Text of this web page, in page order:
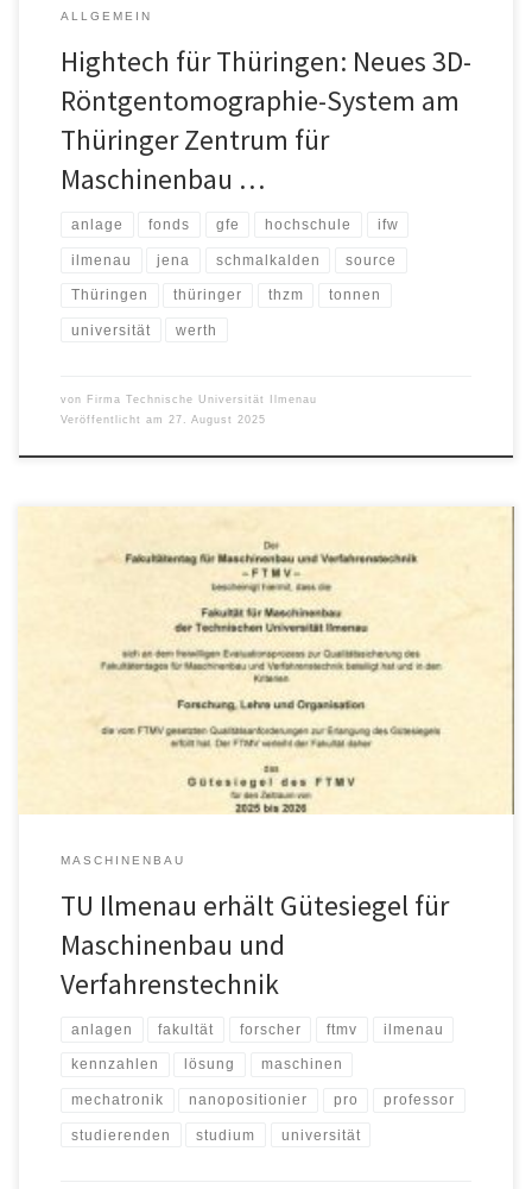
ALLGEMEIN
Hightech für Thüringen: Neues 3D-
Röntgentomographie-System am
Thüringer Zentrum für
Maschinenbau …
anlage fonds gfe hochschule ifw
ilmenau jena schmalkalden source
Thüringen thüringer thzm tonnen
universität werth
von Firma Technische Universität Ilmenau
Veröffentlicht am
27. August 2025
Die Fakultät für Maschinenbau an der Technischen Universität
Ilmenau steht für Qualität und Nachhaltigkeit in Forschung und
Lehre – das bescheinigt der Fakultätentag für Maschinenbau und
Verfahrenstechnik (FTMV) der Fakultät mit seinem Gütesiegel. Der
FTMV, eine Vereinigung von Fakultäten, Fachbereichen oder
Abteilungen für Maschinenbau oder Verfahrenstechnik der
Universitäten und Technischen […]
MASCHINENBAU
TU Ilmenau erhält Gütesiegel für
Maschinenbau und
Verfahrenstechnik
anlagen fakultät forscher ftmv ilmenau
kennzahlen lösung maschinen
mechatronik nanopositionier pro professor
studierenden studium universität